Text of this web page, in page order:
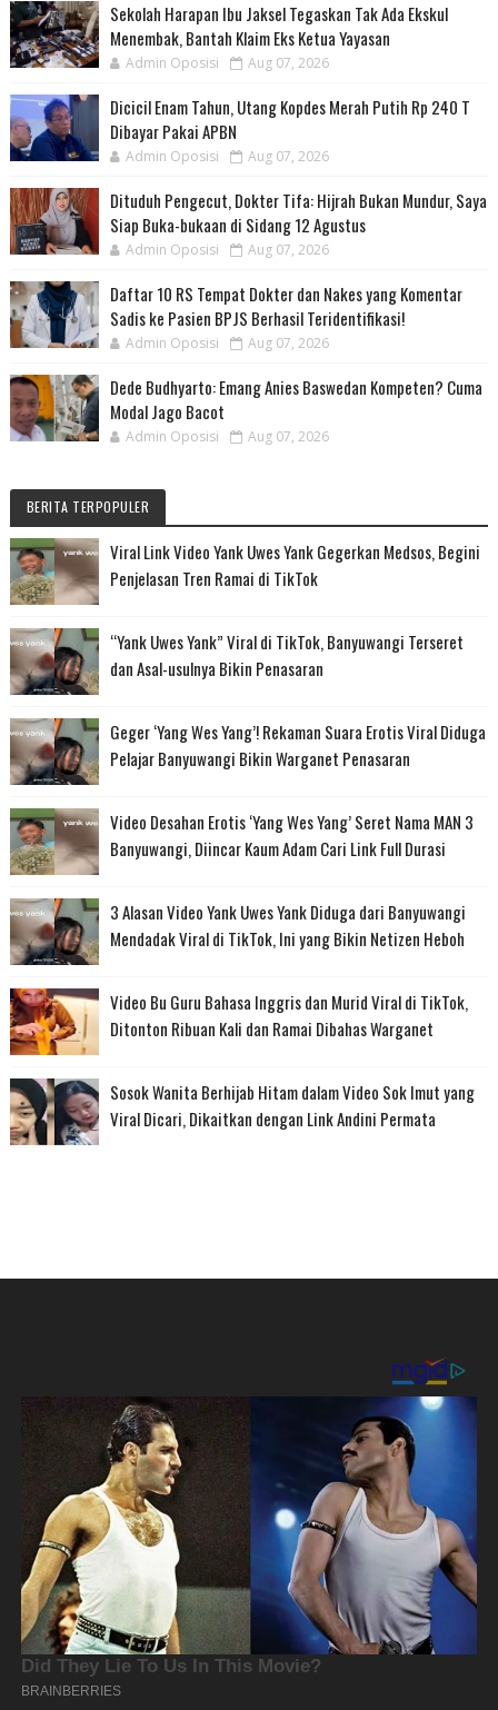
Sekolah Harapan Ibu Jaksel Tegaskan Tak Ada Ekskul
Menembak, Bantah Klaim Eks Ketua Yayasan
Admin Oposisi Aug 07, 2026
Dicicil Enam Tahun, Utang Kopdes Merah Putih Rp 240 T
Dibayar Pakai APBN
Admin Oposisi Aug 07, 2026
Dituduh Pengecut, Dokter Tifa: Hijrah Bukan Mundur, Saya
Siap Buka-bukaan di Sidang 12 Agustus
Admin Oposisi Aug 07, 2026
Daftar 10 RS Tempat Dokter dan Nakes yang Komentar
Sadis ke Pasien BPJS Berhasil Teridentifikasi!
Admin Oposisi Aug 07, 2026
Dede Budhyarto: Emang Anies Baswedan Kompeten? Cuma
Modal Jago Bacot
Admin Oposisi Aug 07, 2026
BERITA TERPOPULER
Viral Link Video Yank Uwes Yank Gegerkan Medsos, Begini
Penjelasan Tren Ramai di TikTok
“Yank Uwes Yank” Viral di TikTok, Banyuwangi Terseret
dan Asal-usulnya Bikin Penasaran
Geger ‘Yang Wes Yang’! Rekaman Suara Erotis Viral Diduga
Pelajar Banyuwangi Bikin Warganet Penasaran
Video Desahan Erotis ‘Yang Wes Yang’ Seret Nama MAN 3
Banyuwangi, Diincar Kaum Adam Cari Link Full Durasi
3 Alasan Video Yank Uwes Yank Diduga dari Banyuwangi
Mendadak Viral di TikTok, Ini yang Bikin Netizen Heboh
Video Bu Guru Bahasa Inggris dan Murid Viral di TikTok,
Ditonton Ribuan Kali dan Ramai Dibahas Warganet
Sosok Wanita Berhijab Hitam dalam Video Sok Imut yang
Viral Dicari, Dikaitkan dengan Link Andini Permata